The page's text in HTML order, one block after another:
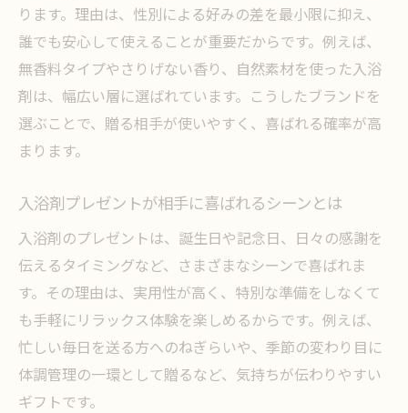
方
入浴剤ブランドごとの成分比較と選定ポイ
ント
香り豊かな入浴剤で特別なリラックスタイ
ムを
おしゃれな入浴剤ギフトが伝える特別な思い
おしゃれな入浴剤ギフトで想いを形にする
入浴剤ギフトの華やかなラッピングアイデ
ア
特別感を演出できる入浴剤の選び方とは
ブランド入浴剤ギフトでセンスをアピール
ります。理由は、性別による好みの差を最小限に抑え、
誰でも安心して使えることが重要だからです。例えば、
無香料タイプやさりげない香り、自然素材を使った入浴
剤は、幅広い層に選ばれています。こうしたブランドを
選ぶことで、贈る相手が使いやすく、喜ばれる確率が高
まります。
入浴剤プレゼントが相手に喜ばれるシーンとは
入浴剤のプレゼントは、誕生日や記念日、日々の感謝を
伝えるタイミングなど、さまざまなシーンで喜ばれま
す。その理由は、実用性が高く、特別な準備をしなくて
も手軽にリラックス体験を楽しめるからです。例えば、
忙しい毎日を送る方へのねぎらいや、季節の変わり目に
体調管理の一環として贈るなど、気持ちが伝わりやすい
ギフトです。